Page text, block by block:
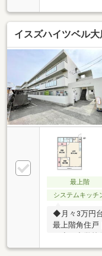
イスズハイツベル大
最上階
システムキッチ
◆月々3万円
最上階角住戸